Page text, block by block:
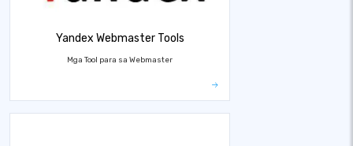
Yandex Webmaster Tools
Mga Tool para sa Webmaster